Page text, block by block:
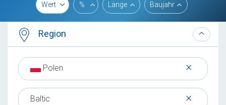
Wert % Länge Baujahr
Region
×
Polen
×
Baltic